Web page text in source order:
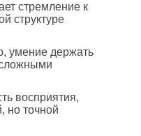
стремление к
структуре
умение держать
восприятия,
но точной